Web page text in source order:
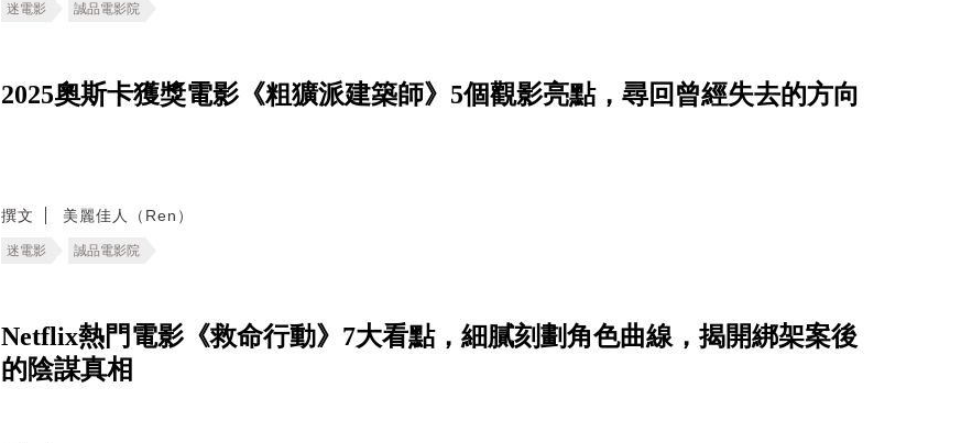
迷電影 誠品電影院
2025奧斯卡獲獎電影《粗獷派建築師》5個觀影亮點，尋回曾經失去的方向
撰文 美麗佳人（Ren）
迷電影 誠品電影院
Netflix熱門電影《救命行動》7大看點，細膩刻劃角色曲線，揭開綁架案後
的陰謀真相